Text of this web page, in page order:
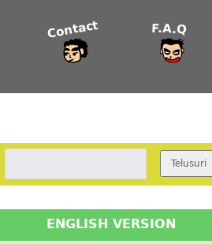
Contact F.A.Q
ENGLISH VERSION